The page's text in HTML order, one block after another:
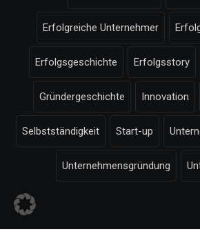
Erfolgreiche Unternehmer
Erfolgsgeschichte Erfolgsstory
Gründergeschichte Innovation
Selbstständigkeit Start-up
Unternehmensgründung